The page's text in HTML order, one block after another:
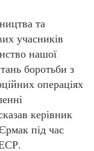
та
учасників
нашої
боротьби з
операціях
керівник
під час